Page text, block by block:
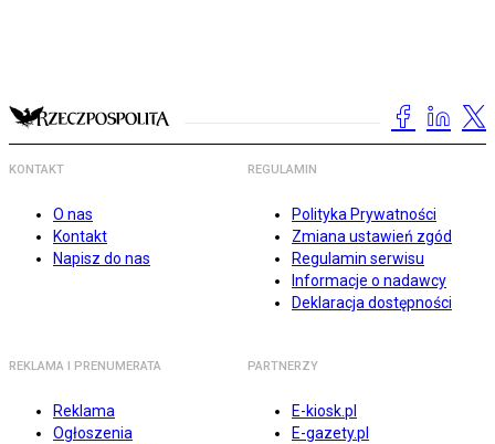
KONTAKT
O nas
Kontakt
Napisz do nas
REGULAMIN
Polityka Prywatności
Zmiana ustawień zgód
Regulamin serwisu
Informacje o nadawcy
Deklaracja dostępności
REKLAMA I PRENUMERATA
Reklama
Ogłoszenia
PARTNERZY
E-kiosk.pl
E-gazety.pl